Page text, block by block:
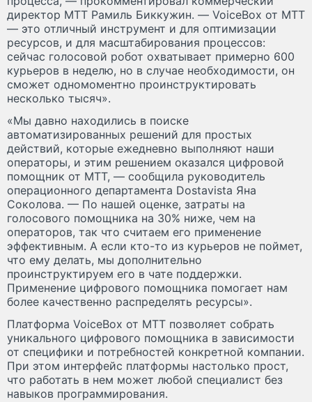
директор МТТ Рамиль Биккужин. — VoiceBox от МТТ
— это отличный инструмент и для оптимизации
ресурсов, и для масштабирования процессов:
сейчас голосовой робот охватывает примерно 600
курьеров в неделю, но в случае необходимости, он
сможет одномоментно проинструктировать
несколько тысяч».
«Мы давно находились в поиске
автоматизированных решений для простых
действий, которые ежедневно выполняют наши
операторы, и этим решением оказался цифровой
помощник от МТТ, — сообщила руководитель
операционного департамента Dostavista Яна
Соколова. — По нашей оценке, затраты на
голосового помощника на 30% ниже, чем на
операторов, так что считаем его применение
эффективным. А если кто-то из курьеров не поймет,
что ему делать, мы дополнительно
проинструктируем его в чате поддержки.
Применение цифрового помощника помогает нам
более качественно распределять ресурсы».
Платформа VoiceBoх от МТТ позволяет собрать
уникального цифрового помощника в зависимости
от специфики и потребностей конкретной компании.
При этом интерфейс платформы настолько прост,
что работать в нем может любой специалист без
навыков программирования.